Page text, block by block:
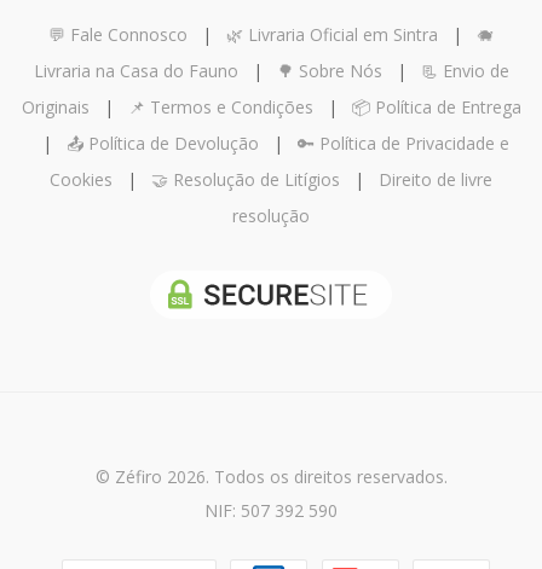
💬 Fale Connosco | 🌿 Livraria Oficial em Sintra | 🐗
Livraria na Casa do Fauno | 🌳 Sobre Nós | 📃 Envio de
Originais | 📌 Termos e Condições | 📦 Política de Entrega
| 📤 Política de Devolução | 🔑 Política de Privacidade e
Cookies | 🤝 Resolução de Litígios |
Direito de livre
resolução
© Zéfiro 2026. Todos os direitos reservados.
NIF: 507 392 590